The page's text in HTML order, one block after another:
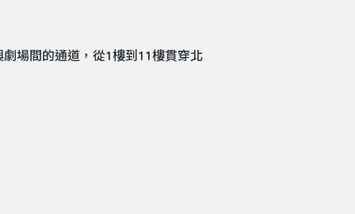
場間的通道，從1樓到11樓貫穿北